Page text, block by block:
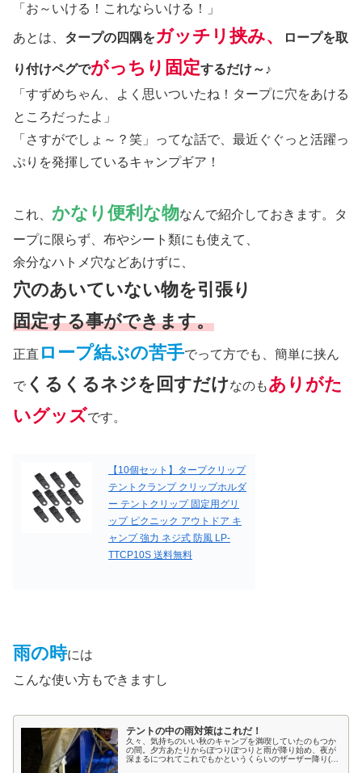
「お～いける！これならいける！」
あとは、 タープの四隅をガッチリ挟み、 ロープを取
り付けペグでがっちり固定するだけ～♪
「すずめちゃん、よく思いついたね！タープに穴をあける
ところだったよ」
「さすがでしょ～？笑」ってな話で、最近ぐぐっと活躍っ
ぷりを発揮しているキャンプギア！
これ、 かなり便利な物なんで紹介しておきます。タ
ープに限らず、布やシート類にも使えて、
余分なハトメ穴などあけずに、
穴のあいていない物を引張り
固定する事ができます。
正直 ロープ結ぶの苦手でって方でも、簡単に挟ん
で くるくるネジを回すだけなのもありがた
いグッズです。
【10個セット】タープクリップ
テントクランプ クリップホルダ
ー テントクリップ 固定用グリ
ップ ピクニック アウトドア キ
ャンプ 強力 ネジ式 防風 LP-
TTCP10S 送料無料
雨の時には
こんな使い方もできますし
テントの中の雨対策はこれだ！
久々、気持ちのいい秋のキャンプを満喫していたのもつか
の間。夕方あたりからぽつりぽつりと雨が降り始め、夜が
深まるにつれてこれでもかというくらいのザーザー降り(_)